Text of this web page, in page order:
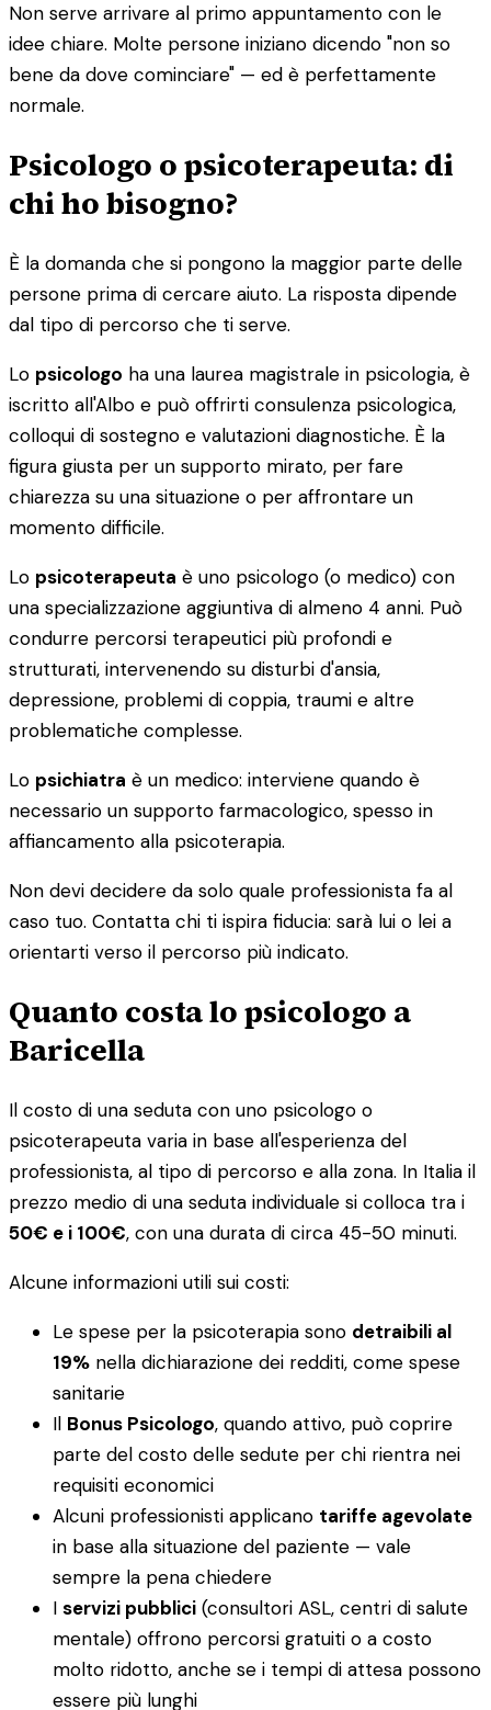
Non serve arrivare al primo appuntamento con le
idee chiare. Molte persone iniziano dicendo "non so
bene da dove cominciare" — ed è perfettamente
normale.
Psicologo o psicoterapeuta: di
chi ho bisogno?
È la domanda che si pongono la maggior parte delle
persone prima di cercare aiuto. La risposta dipende
dal tipo di percorso che ti serve.
Lo psicologo ha una laurea magistrale in psicologia, è
iscritto all'Albo e può offrirti consulenza psicologica,
colloqui di sostegno e valutazioni diagnostiche. È la
figura giusta per un supporto mirato, per fare
chiarezza su una situazione o per affrontare un
momento difficile.
Lo psicoterapeuta è uno psicologo (o medico) con
una specializzazione aggiuntiva di almeno 4 anni. Può
condurre percorsi terapeutici più profondi e
strutturati, intervenendo su disturbi d'ansia,
depressione, problemi di coppia, traumi e altre
problematiche complesse.
Lo psichiatra è un medico: interviene quando è
necessario un supporto farmacologico, spesso in
affiancamento alla psicoterapia.
Non devi decidere da solo quale professionista fa al
caso tuo. Contatta chi ti ispira fiducia: sarà lui o lei a
orientarti verso il percorso più indicato.
Quanto costa lo psicologo a
Baricella
Il costo di una seduta con uno psicologo o
psicoterapeuta varia in base all'esperienza del
professionista, al tipo di percorso e alla zona. In Italia il
prezzo medio di una seduta individuale si colloca tra i
50€ e i 100€, con una durata di circa 45-50 minuti.
Alcune informazioni utili sui costi:
Le spese per la psicoterapia sono detraibili al
19% nella dichiarazione dei redditi, come spese
sanitarie
Il Bonus Psicologo, quando attivo, può coprire
parte del costo delle sedute per chi rientra nei
requisiti economici
Alcuni professionisti applicano tariffe agevolate
in base alla situazione del paziente — vale
sempre la pena chiedere
I servizi pubblici (consultori ASL, centri di salute
mentale) offrono percorsi gratuiti o a costo
molto ridotto, anche se i tempi di attesa possono
essere più lunghi